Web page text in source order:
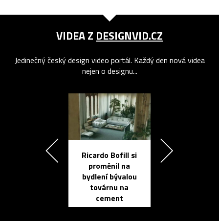
VIDEA Z DESIGNVID.CZ
Jedinečný český design video portál. Každý den nová videa
nejen o designu...
Ricardo Bofill si
proměnil na
bydlení bývalou
továrnu na
cement